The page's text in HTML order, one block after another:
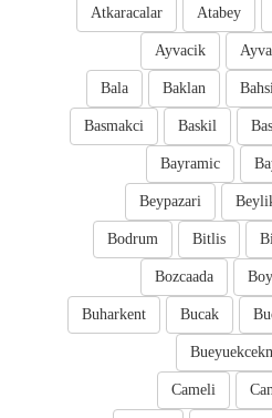
Atabey
Atkaracalar
Ayvacik
Baklan
Bala
Baskil
Basmakci
Bayramic
Beypazari
Bitlis
Bodrum
Bozcaada
Bucak
Buharkent
Cameli